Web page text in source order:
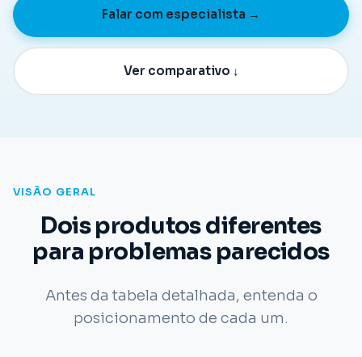
Falar com especialista →
Ver comparativo ↓
VISÃO GERAL
Dois produtos diferentes
para problemas parecidos
Antes da tabela detalhada, entenda o
posicionamento de cada um.